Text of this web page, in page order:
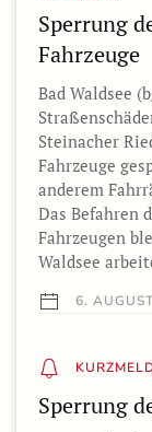
Sperrung
Fahrzeuge
Bad Waldsee
Steinacher
Fahrzeuge
anderem
Das Befahren
Fahrzeugen
Waldsee
6.
Sperrung